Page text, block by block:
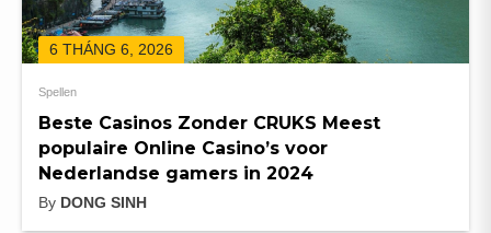
6 THÁNG 6, 2026
Spellen
Beste Casinos Zonder CRUKS Meest
populaire Online Casino’s voor
Nederlandse gamers in 2024
By DONG SINH